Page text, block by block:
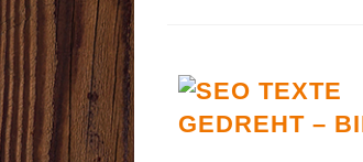
GEDREHT –